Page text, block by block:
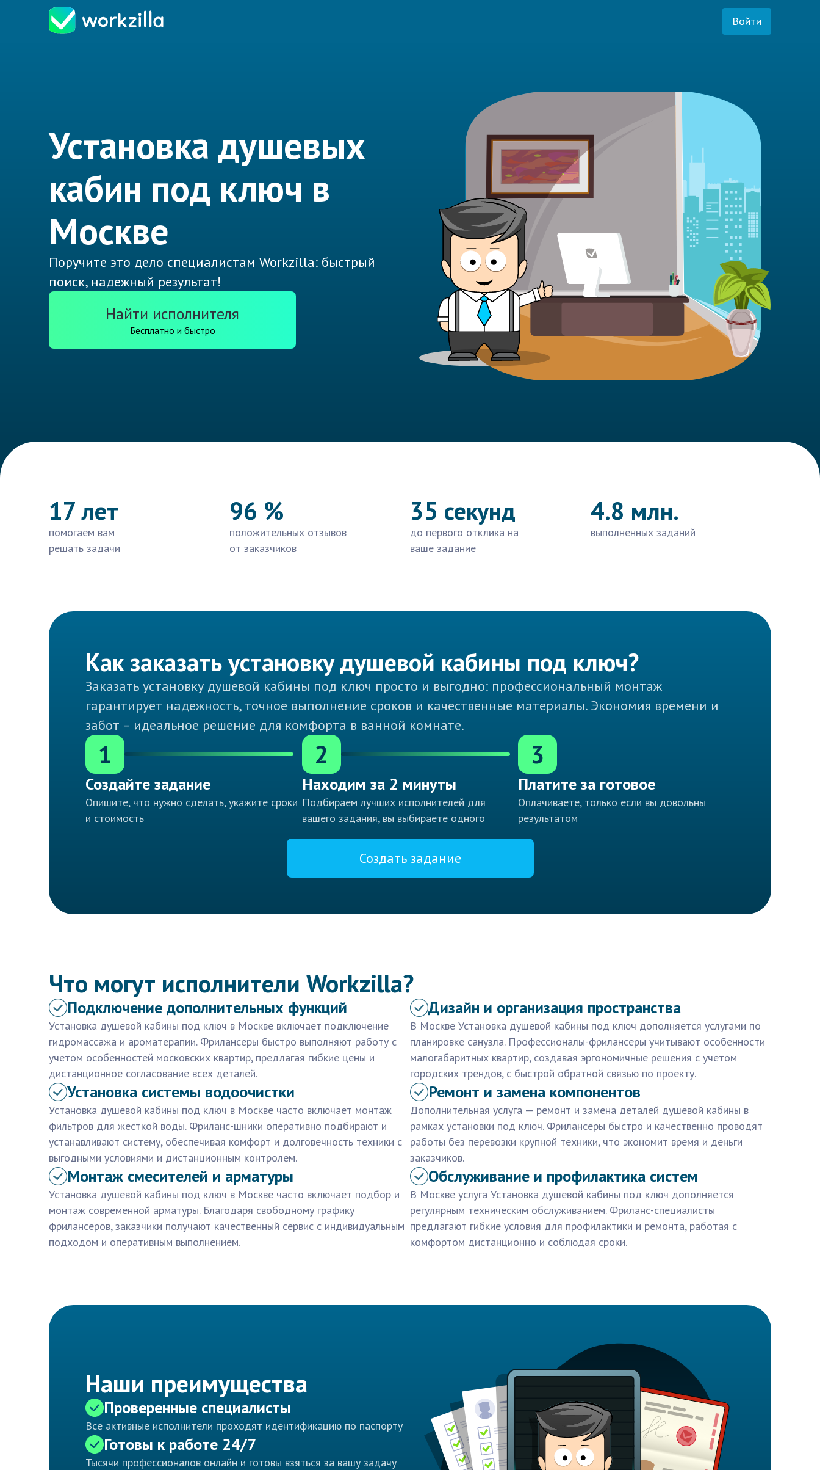
Войти
Установка душевых
кабин под ключ в
Москве
Поручите это дело специалистам Workzilla: быстрый
поиск, надежный результат!
Найти исполнителя
Бесплатно и быстро
17 лет
помогаем вам
решать задачи
96 %
положительных отзывов
от заказчиков
35 секунд
до первого отклика на
ваше задание
4.8 млн.
выполненных заданий
Как заказать установку душевой кабины под ключ?
Заказать установку душевой кабины под ключ просто и выгодно: профессиональный монтаж
гарантирует надежность, точное выполнение сроков и качественные материалы. Экономия времени и
забот – идеальное решение для комфорта в ванной комнате.
1
Создайте задание
Опишите, что нужно сделать, укажите сроки
и стоимость
2
Находим за 2 минуты
Подбираем лучших исполнителей для
вашего задания, вы выбираете одного
3
Платите за готовое
Оплачиваете, только если вы довольны
результатом
Создать задание
Что могут исполнители Workzilla?
Подключение дополнительных функций
Установка душевой кабины под ключ в Москве включает подключение
гидромассажа и ароматерапии. Фрилансеры быстро выполняют работу с
учетом особенностей московских квартир, предлагая гибкие цены и
дистанционное согласование всех деталей.
Дизайн и организация пространства
В Москве Установка душевой кабины под ключ дополняется услугами по
планировке санузла. Профессионалы-фрилансеры учитывают особенности
малогабаритных квартир, создавая эргономичные решения с учетом
городских трендов, с быстрой обратной связью по проекту.
Установка системы водоочистки
Установка душевой кабины под ключ в Москве часто включает монтаж
фильтров для жесткой воды. Фриланс-шники оперативно подбирают и
устанавливают систему, обеспечивая комфорт и долговечность техники с
выгодными условиями и дистанционным контролем.
Ремонт и замена компонентов
Дополнительная услуга — ремонт и замена деталей душевой кабины в
рамках установки под ключ. Фрилансеры быстро и качественно проводят
работы без перевозки крупной техники, что экономит время и деньги
заказчиков.
Монтаж смесителей и арматуры
Установка душевой кабины под ключ в Москве часто включает подбор и
монтаж современной арматуры. Благодаря свободному графику
фрилансеров, заказчики получают качественный сервис с индивидуальным
подходом и оперативным выполнением.
Обслуживание и профилактика систем
В Москве услуга Установка душевой кабины под ключ дополняется
регулярным техническим обслуживанием. Фриланс-специалисты
предлагают гибкие условия для профилактики и ремонта, работая с
комфортом дистанционно и соблюдая сроки.
Наши преимущества
Проверенные специалисты
Все активные исполнители проходят идентификацию по паспорту
Готовы к работе 24/7
Тысячи профессионалов онлайн и готовы взяться за вашу задачу